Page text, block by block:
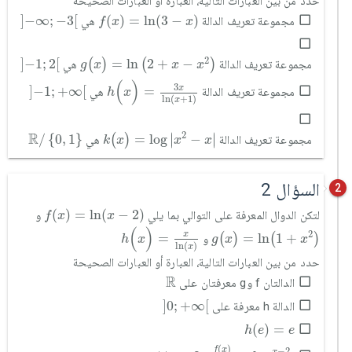
مجموعة تعريف الدالة
f(x) = ln(3 − x)
f(x)= 3-x) هي −∞; −3
] ∞;-3
مجموعة تعريف الدالة g(x) = ln (2 + x − x2 )
(x )= 2 x-x
هي −1; 2
] 1;2 [
مجموعة تعريف الدالة h(x) = 3x
ln(x+1)
(x = x+
هي −1; +∞
] 1;+ ∞[
مجموعة تعريف الدالة k(x) = log ∣∣x2 − x∣
k (x )= log -
هي R/ {0, 1}
ℝ /0,1
2 السؤال 2
لتكن الدوال المعرفة على التوالي بما يلي f(x) = ln(x − 2)
f(x )= x 2 و
g(x) = ln(1 + x2 )
(x ) (1 +x
و h(x) = x
ln(x)
x)=x ln x )
حدد من بين العبارات التالية، العبارة أو العبارات الصحيحة
الدالتان f وg معرفتان على
R
ℝ
الدالة h معرفة على ]0; +∞[
]0 +∞
h(e) = e
h (e )
f(x)
)g( 1+